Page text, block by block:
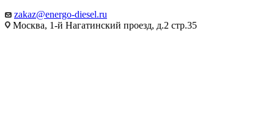
zakaz@energo-diesel.ru
Москва, 1-й Нагатинский проезд, д.2 стр.35